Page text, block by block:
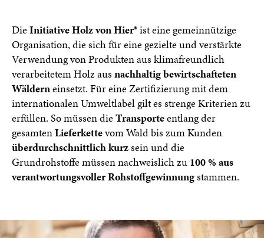
DieInitiative Holz von Hier®ist eine gemeinnützige
Organisation, die sich für eine gezielte und verstärkte
Verwendung von Produkten aus klimafreundlich
verarbeitetem Holz ausnachhaltig bewirtschafteten
Wälderneinsetzt. Für eine Zertifizierung mit dem
internationalen Umweltlabel gilt es strenge Kriterien zu
erfüllen. So müssen dieTransporteentlang der
gesamtenLieferkettevom Wald bis zum Kunden
überdurchschnittlich kurzsein und die
Grundrohstoffe müssen nachweislich zu100 % aus
verantwortungsvoller Rohstoffgewinnungstammen.